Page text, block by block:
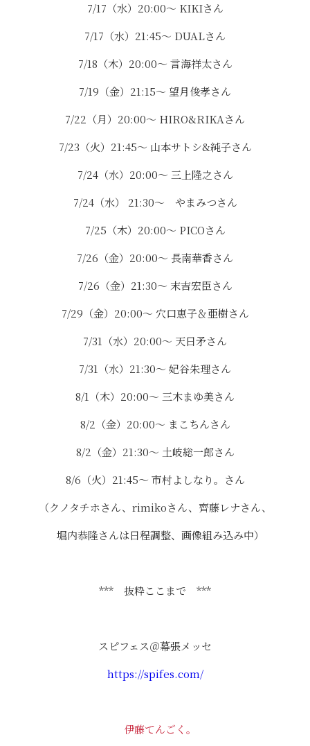
7/17（水）20:00〜 KIKIさん
7/17（水）21:45〜 DUALさん
7/18（木）20:00〜 言海祥太さん
7/19（金）21:15〜 望月俊孝さん
7/22（月）20:00〜 HIRO&RIKAさん
7/23（火）21:45〜 山本サトシ&純子さん
7/24（水）20:00〜 三上隆之さん
7/24（水） 21:30〜 やまみつさん
7/25（木）20:00〜 PICOさん
7/26（金）20:00〜 長南華香さん
7/26（金）21:30〜 末吉宏臣さん
7/29（金）20:00〜 穴口恵子＆亜樹さん
7/31（水）20:00〜 天日矛さん
7/31（水）21:30〜 妃谷朱理さん
8/1（木）20:00〜 三木まゆ美さん
8/2（金）20:00〜 まこちんさん
8/2（金）21:30〜 土岐総一郎さん
8/6（火）21:45〜 市村よしなり。さん
（クノタチホさん、rimikoさん、齊藤レナさん、
堀内恭隆さんは日程調整、画像組み込み中）
*** 抜粋ここまで ***
スピフェス＠幕張メッセ
https://spifes.com/
伊藤てんごく。